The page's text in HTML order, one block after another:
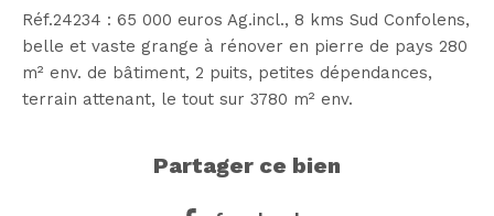
Réf.24234 : 65 000 euros Ag.incl., 8 kms Sud Confolens,
belle et vaste grange à rénover en pierre de pays 280
m² env. de bâtiment, 2 puits, petites dépendances,
partager ce bien